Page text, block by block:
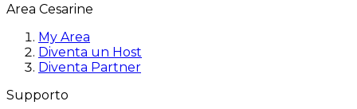
Area Cesarine
My Area
Diventa un Host
Diventa Partner
Supporto